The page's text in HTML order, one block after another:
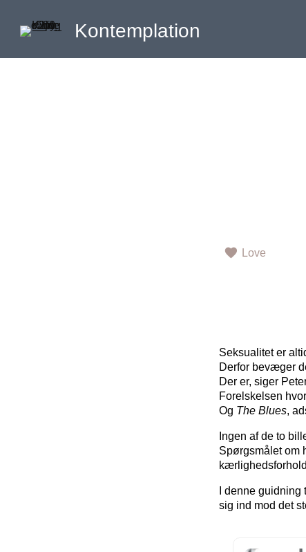
Kontemplation
Love
Seksualitet er
Derfor bevæger
Der er, siger
Forelskelsen
Og The Blues,
Ingen af de to
Spørgsmålet om
I denne
sig ind mod det